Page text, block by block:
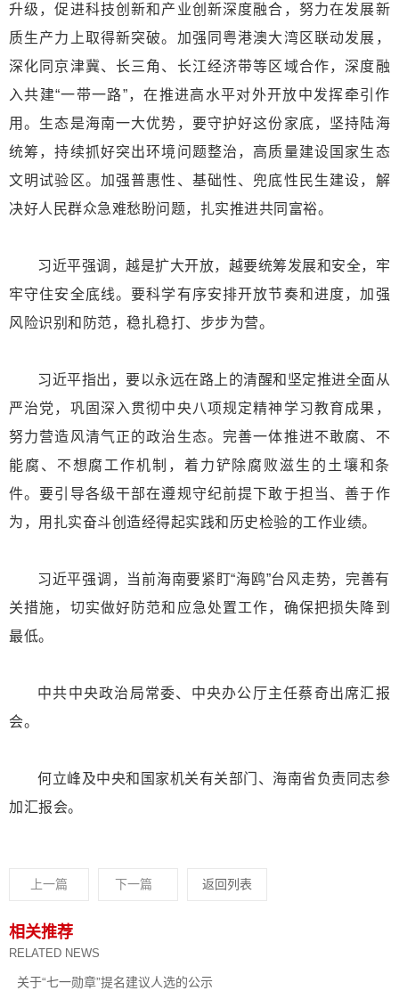
升级，促进科技创新和产业创新深度融合，努力在发展新
质生产力上取得新突破。加强同粤港澳大湾区联动发展，
深化同京津冀、长三角、长江经济带等区域合作，深度融
入共建“一带一路”，在推进高水平对外开放中发挥牵引作
用。生态是海南一大优势，要守护好这份家底，坚持陆海
统筹，持续抓好突出环境问题整治，高质量建设国家生态
文明试验区。加强普惠性、基础性、兜底性民生建设，解
决好人民群众急难愁盼问题，扎实推进共同富裕。
习近平强调，越是扩大开放，越要统筹发展和安全，牢
牢守住安全底线。要科学有序安排开放节奏和进度，加强
风险识别和防范，稳扎稳打、步步为营。
习近平指出，要以永远在路上的清醒和坚定推进全面从
严治党，巩固深入贯彻中央八项规定精神学习教育成果，
努力营造风清气正的政治生态。完善一体推进不敢腐、不
能腐、不想腐工作机制，着力铲除腐败滋生的土壤和条
件。要引导各级干部在遵规守纪前提下敢于担当、善于作
为，用扎实奋斗创造经得起实践和历史检验的工作业绩。
习近平强调，当前海南要紧盯“海鸥”台风走势，完善有
关措施，切实做好防范和应急处置工作，确保把损失降到
最低。
中共中央政治局常委、中央办公厅主任蔡奇出席汇报
会。
何立峰及中央和国家机关有关部门、海南省负责同志参
加汇报会。
上一篇 下一篇 返回列表
相关推荐
RELATED NEWS
关于“七一勋章”提名建议人选的公示